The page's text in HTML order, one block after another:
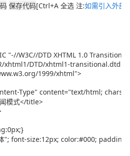
[Ctrl+A 全选 注:如需引入外部